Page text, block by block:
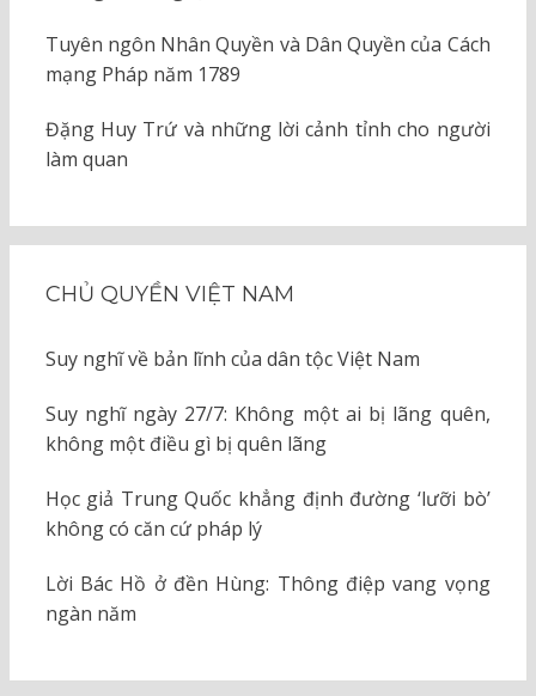
Tuyên ngôn Nhân Quyền và Dân Quyền của Cách
mạng Pháp năm 1789
Đặng Huy Trứ và những lời cảnh tỉnh cho người
làm quan
CHỦ QUYỀN VIỆT NAM
Suy nghĩ về bản lĩnh của dân tộc Việt Nam
Suy nghĩ ngày 27/7: Không một ai bị lãng quên,
không một điều gì bị quên lãng
Học giả Trung Quốc khẳng định đường ‘lưỡi bò’
không có căn cứ pháp lý
Lời Bác Hồ ở đền Hùng: Thông điệp vang vọng
ngàn năm